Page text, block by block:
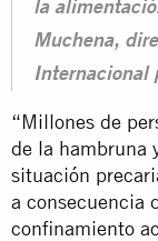
la
Muchena,
Internacional
“Millones de
de la hambruna
situación
a consecuencia
confinamiento